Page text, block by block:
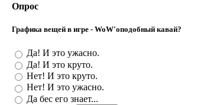
Опрос
Графика вещей в игре - WoW'оподобный кавай?
Да! И это ужасно.
Да! И это круто.
Нет! И это круто.
Нет! И это ужасно.
Да бес его знает...